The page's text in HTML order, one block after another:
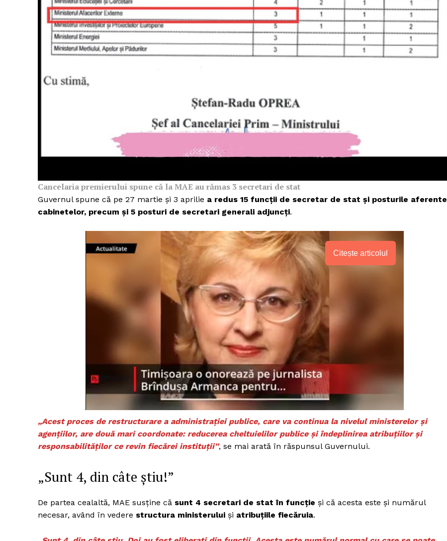
FREEDOM HOUSE
PRESShub
Contact
Cancelaria premierului spune că la MAE au rămas 3 secretari de stat
Guvernul spune că pe 27 martie și 3 aprilie a redus 15 funcții de secretar de stat și posturile aferente
cabinetelor, precum și 5 posturi de secretari generali adjuncți.
Citește articolul
„Acest proces de restructurare a administrației publice, care va continua la nivelul ministerelor și
agențiilor, are două mari coordonate: reducerea cheltuielilor publice și îndeplinirea atribuțiilor și
responsabilităților ce revin fiecărei instituții”, se mai arată în răspunsul Guvernului.
„Sunt 4, din câte știu!”
De partea cealaltă, MAE susține că sunt 4 secretari de stat în funcție și că acesta este și numărul
necesar, având în vedere structura ministerului și atribuțiile fiecăruia.